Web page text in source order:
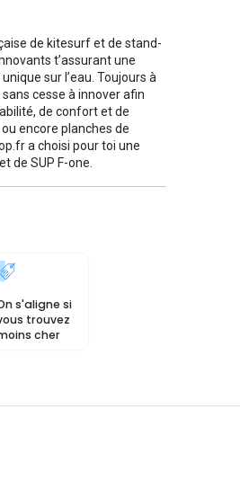
de kitesurf et de stand-
t’assurant une
sur l’eau. Toujours à
cesse à innover afin
de confort et de
encore planches de
a choisi pour toi une
de SUP F-one.
s'aligne si
trouvez
cher